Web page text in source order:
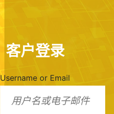
客户登录
Username or Email